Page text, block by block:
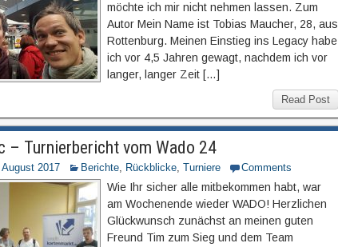
möchte ich mir nicht nehmen lassen. Zum
Autor Mein Name ist Tobias Maucher, 28, aus
Rottenburg. Meinen Einstieg ins Legacy habe
ich vor 4,5 Jahren gewagt, nachdem ich vor
langer, langer Zeit […]
Read Post
– Turnierbericht vom Wado 24
2017 Berichte, Rückblicke, Turniere Comments
Wie Ihr sicher alle mitbekommen habt, war
am Wochenende wieder WADO! Herzlichen
Glückwunsch zunächst an meinen guten
Freund Tim zum Sieg und dem Team